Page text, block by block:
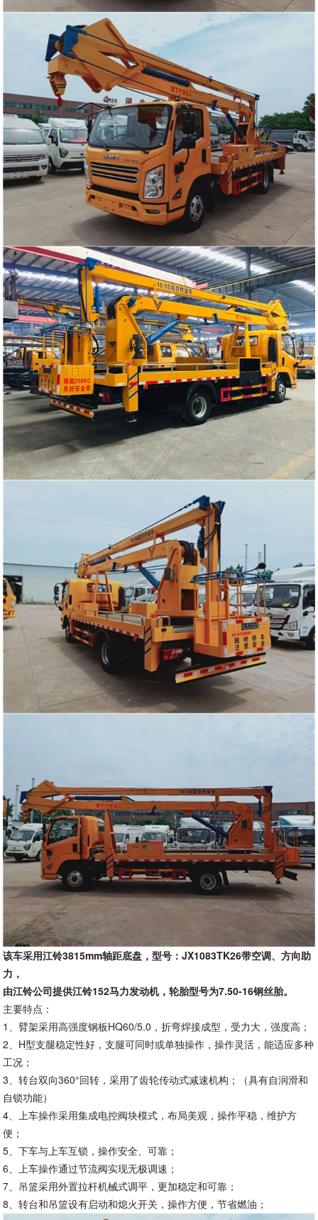
该车采用江铃3815mm轴距底盘，型号：JX1083TK26带空调、方向助
力，
由江铃公司提供江铃152马力发动机，轮胎型号为7.50-16钢丝胎。
主要特点：
1、臂架采用高强度钢板HQ60/5.0，折弯焊接成型，受力大，强度高；
2、H型支腿稳定性好，支腿可同时或单独操作，操作灵活，能适应多种
工况；
3、转台双向360°回转，采用了齿轮传动式减速机构；（具有自润滑和
自锁功能）
4、上车操作采用集成电控阀块模式，布局美观，操作平稳，维护方
便；
5、下车与上车互锁，操作安全、可靠；
6、上车操作通过节流阀实现无极调速；
7、吊篮采用外置拉杆机械式调平，更加稳定和可靠；
8、转台和吊篮设有启动和熄火开关，操作方便，节省燃油；